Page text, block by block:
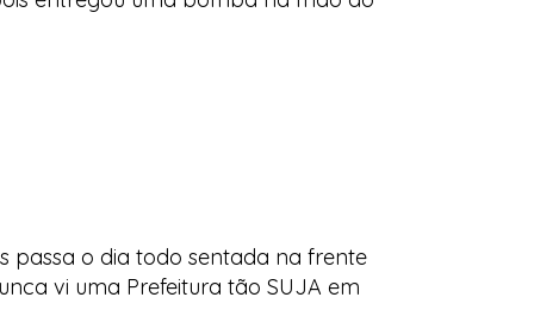
passa o dia todo sentada na frente
vi uma Prefeitura tão SUJA em